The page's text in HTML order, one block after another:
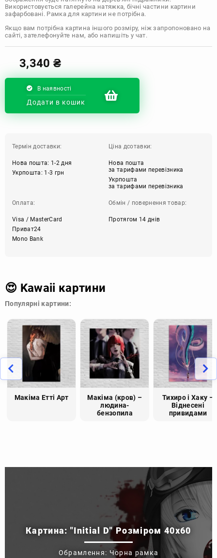
Розмір: 90x90 Ціна: 1800 грн
Розмір: 100x100 Ціна: 2500 грн
Використовується галерейна натяжка, бічні частини картини
зафарбовані. Рамка для картини не потрібна.
Якщо вам потрібна картина іншого розміру, ніж запропоновано на
сайті, зателефонуйте нам, або напишіть у чат.
3,340 ₴
В наявності
Додати в кошик
Термін доставки:
Нова пошта: 1-2 дня
Укрпошта: 1-3 грн
Ціна дсотавки:
Нова пошта
за тарифами перевізника
Укрпошта
за тарифами перевізника
Оплата:
Visa / MasterCard
Приват24
Mono Bank
Обмін / повернення товар:
Протягом 14 днів
😍 Kawaii картини
Популярні картини:
Макіма Етті Арт
Макіма (кров) –
людина-
бензопила
Тихиро і Хаку –
Віднесені
привидами
Картина: "Initial D" Розміром 40x60
Обрамлення: Чорна рамка